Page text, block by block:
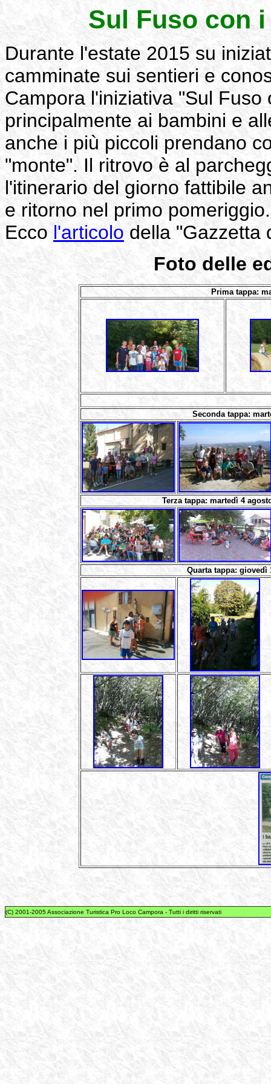
Sul Fuso con
Durante l'estate 2015 su
camminate sui sentieri e
Campora l'iniziativa "Sul
principalmente ai bambini e
anche i più piccoli prendano
"monte". Il ritrovo è al
l'itinerario del giorno fattibile
e ritorno nel primo
Eccol'articolodella "Gazzetta
Foto delle
Prima tappa:
Seconda tappa:
Terzatappa: martedì 4
Quartatappa: giovedì
(C) 2001-2005 Associazione Turistica Pro Loco Campora - Tutti i diritti riservati